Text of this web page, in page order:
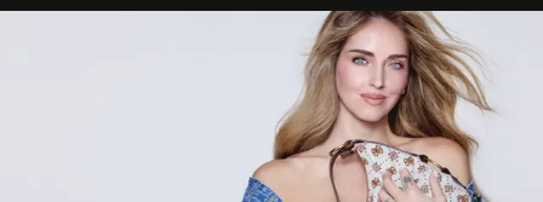
unsurlarından biri olarak öne çıkıyor.